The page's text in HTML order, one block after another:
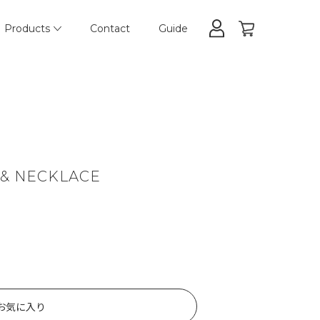
Products Contact Guide
NECKLACE
気に入り